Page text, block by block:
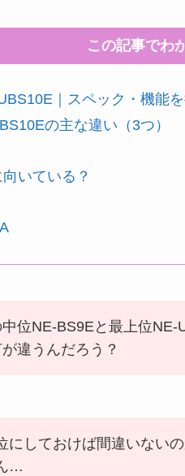
この記事でわ
｜スペック・機能
の主な違い（3つ）
いている？
中位NE-BS9Eと最上位
違うんだろう？
にしておけば間違いない
…